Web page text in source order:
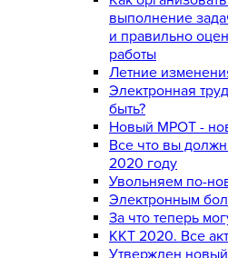
выполнение
и правильно
работы
Летние
Электронная
быть?
Новый МРОТ -
Все что вы
2020 году
Увольняем по-
Электронным
За что теперь
ККТ 2020. Все